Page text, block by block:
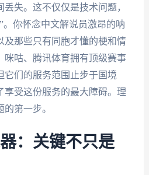
失。这不仅仅是技术问题，
。你怀念中文解说员激昂的呐
及那些只有同胞才懂的梗和情
咪咕、腾讯体育拥有顶级赛事
它们的服务范围止步于国境
享受这份服务的最大障碍。理
第一步。
：关键不只是